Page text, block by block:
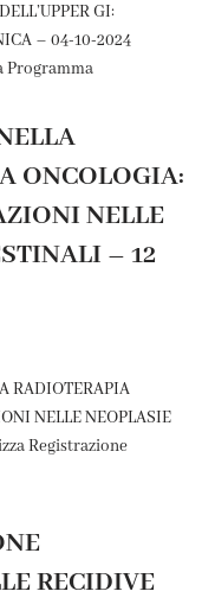
GI:
– 04-10-2024
Programma
ONCOLOGIA:
NELLE
– 12
RADIOTERAPIA
NELLE NEOPLASIE
Registrazione
RECIDIVE